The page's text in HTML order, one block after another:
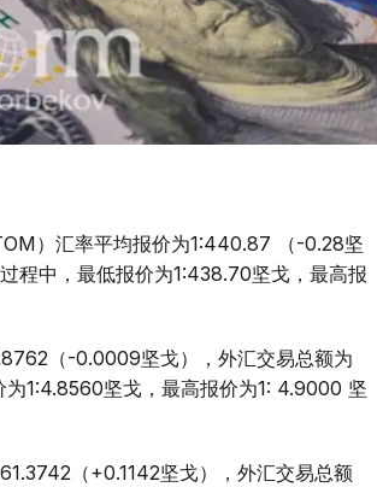
）汇率平均报价为1:440.87 （-0.28坚
程中，最低报价为1:438.70坚戈，最高报
（-0.0009坚戈），外汇交易总额为
1:4.8560坚戈，最高报价为1: 4.9000 坚
（+0.1142坚戈），外汇交易总额